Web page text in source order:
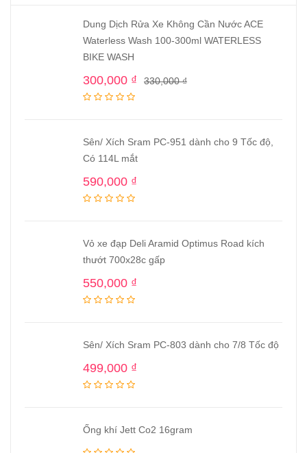
Dung Dịch Rửa Xe Không Cần Nước ACE
Waterless Wash 100-300ml WATERLESS
BIKE WASH
330,000₫
300,000 ₫
Sên/ Xích Sram PC-951 dành cho 9 Tốc độ,
Có 114L mắt
590,000 ₫
Vỏ xe đạp Deli Aramid Optimus Road kích
thướt 700x28c gấp
550,000 ₫
Sên/ Xích Sram PC-803 dành cho 7/8 Tốc độ
499,000 ₫
Ống khí Jett Co2 16gram